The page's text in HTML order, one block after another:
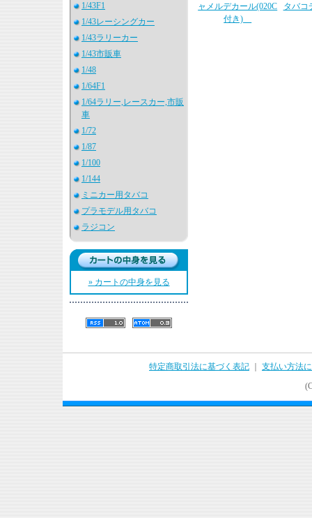
1/43F1
1/43レーシングカー
1/43ラリーカー
1/43市販車
1/48
1/64F1
1/64ラリー,レースカー,市販
車
1/72
1/87
1/100
1/144
ミニカー用タバコ
プラモデル用タバコ
ラジコン
» カートの中身を見る
ャメルデカール(020C
付き)
タバコ
特定商取引法に基づく表記
支払い方法